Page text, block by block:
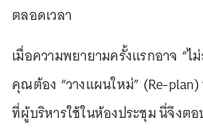
ตลอดเวลา
เมื่อความพยายามครั้งแรกอาจ “ไ
คุณต้อง “วางแผนใหม่” (Re-
ที่ผู้บริหารใช้ในห้องประชุม นี่จึงต